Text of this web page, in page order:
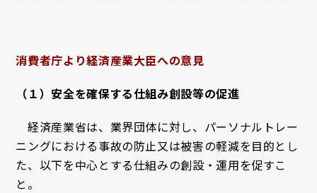
消費者庁より経済産業大臣への意見
（１）安全を確保する仕組み創設等の促進
経済産業省は、業界団体に対し、パーソナルトレー
ニングにおける事故の防止又は被害の軽減を目的とし
た、以下を中心とする仕組みの創設・運用を促すこ
と。